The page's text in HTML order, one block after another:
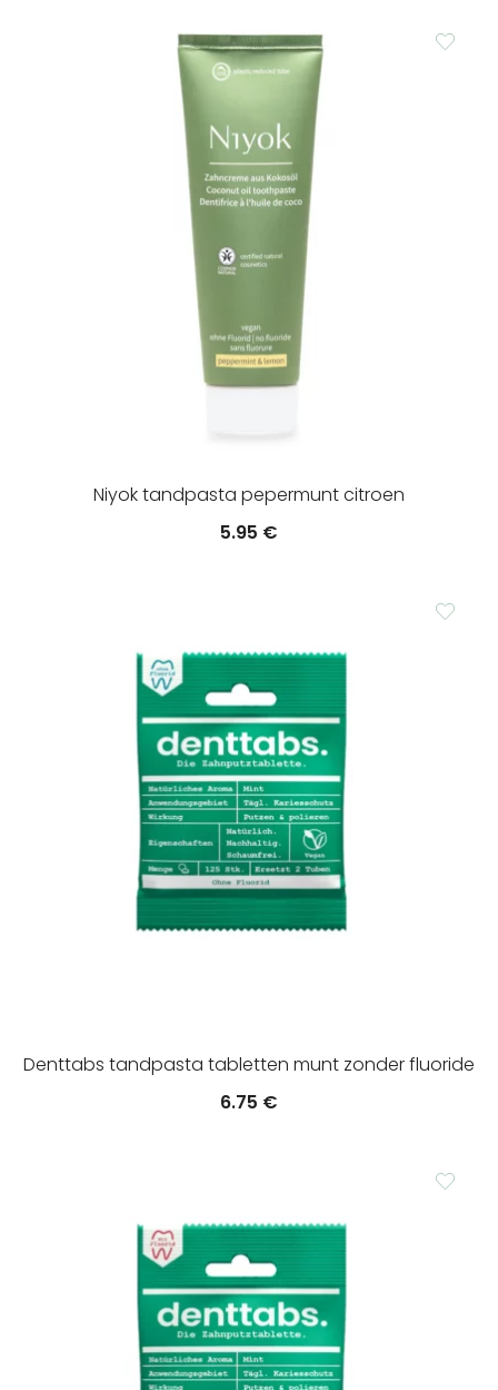
Niyok tandpasta pepermunt citroen
5.95 €
Denttabs tandpasta tabletten munt zonder fluoride
6.75 €